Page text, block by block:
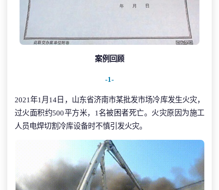
案例回顾
-1-
2021年1月14日，山东省济南市某批发市场冷库发生火灾，
过火面积约500平方米，1名被困者死亡。火灾原因为施工
人员电焊切割冷库设备时不慎引发火灾。